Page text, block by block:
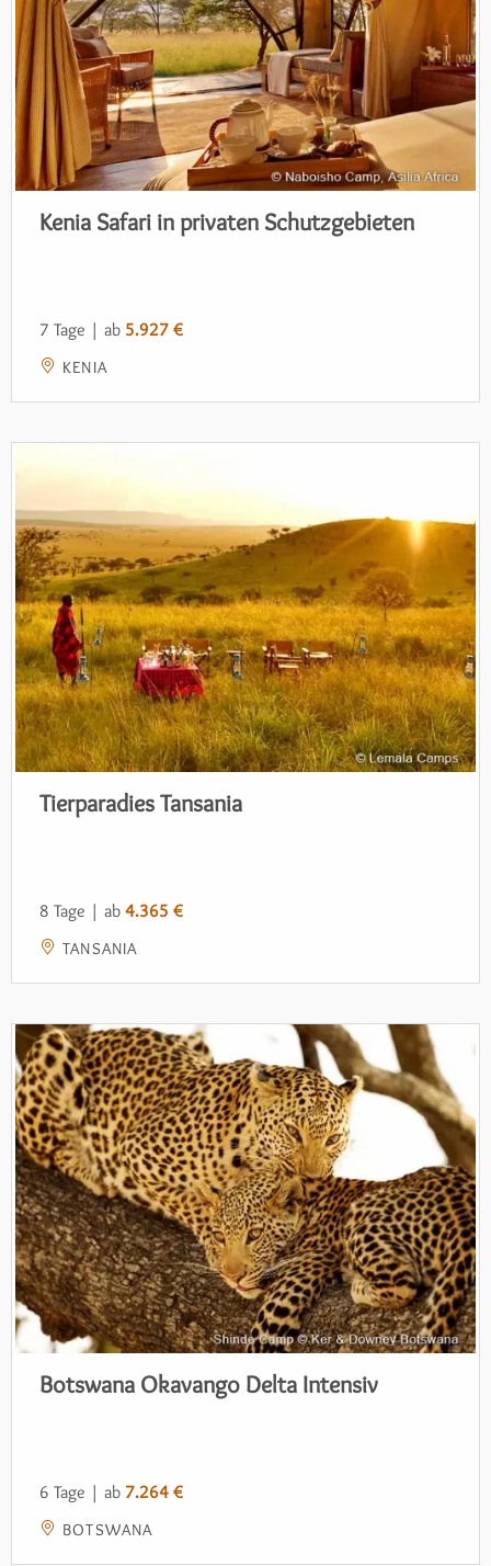
Kenia Safari in privaten Schutzgebieten
7 Tage | ab 5.927 €
KENIA
Tierparadies Tansania
8 Tage | ab 4.365 €
TANSANIA
Botswana Okavango Delta Intensiv
6 Tage | ab 7.264 €
BOTSWANA